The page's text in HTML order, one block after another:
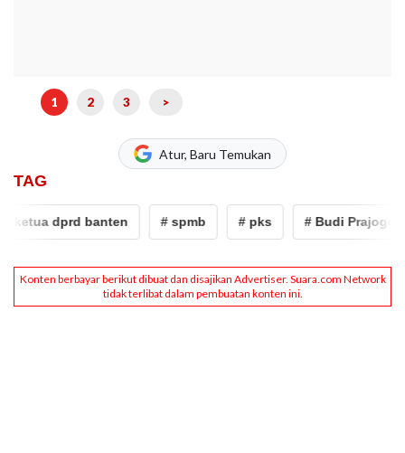
1 2 3 >
Atur, Baru Temukan
TAG
dprd banten # spmb # pks # Budi Prajogo